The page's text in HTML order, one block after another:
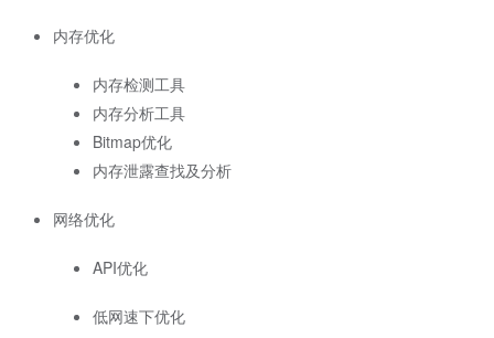
内存优化
内存检测工具
内存分析工具
Bitmap优化
内存泄露查找及分析
网络优化
API优化
低网速下优化